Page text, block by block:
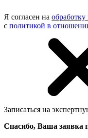
Я согласен на
с политикой в
Записаться на
Спасибо, Ваша заявка